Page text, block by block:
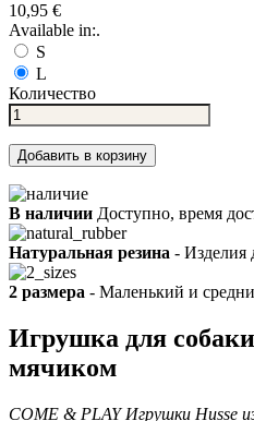
10,95 €
Available in:.
S
L
Количество
Добавить в корзину
В наличии Доступно, время
Натуральная резина - Изделия
2 размера - Маленький и
Игрушка для
мячиком
COME & PLAY Игрушки Husse